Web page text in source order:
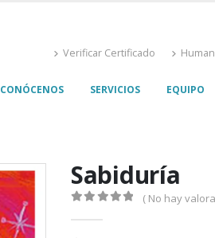
Verificar Certificado
CONÓCENOS SERVICIOS EQUIPO
Sabiduría
( No hay